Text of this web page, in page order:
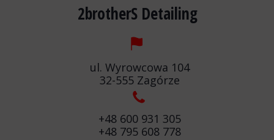
2brotherS Detailing
ul. Wyrowcowa 104
32-555 Zagórze
+48 600 931 305
+48 795 608 778